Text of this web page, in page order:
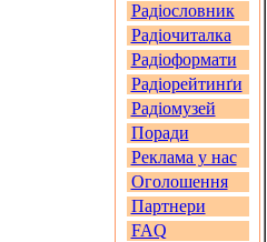
Радіословник
Радіочиталка
Радіоформати
Радіорейтинґи
Радіомузей
Поради
Реклама у нас
Оголошення
Партнери
FAQ